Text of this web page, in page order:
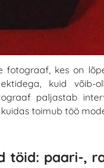
fotograaf, kes on
kuid
paljastab
toimub töö
töid: paari-,